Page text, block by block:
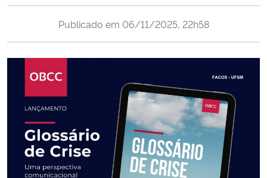
Ministério da Ciência, Tecnologia, Inovações e Comunicações
Ministério do Meio Ambiente
Publicado em 06/11/2025, 22h58